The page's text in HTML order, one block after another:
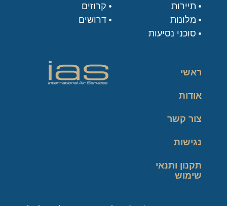
תיירות
מלונות
סוכני נסיעות
קרוזים
דרושים
ראשי
אודות
צור קשר
נגישות
תקנון ותנאי
שימוש